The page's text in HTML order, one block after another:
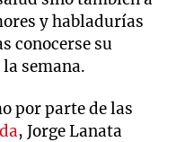
y habladurías
conocerse su
semana.
por parte de las
, Jorge Lanata